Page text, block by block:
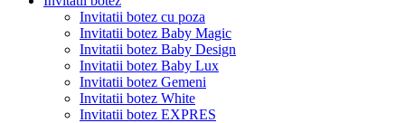
Invitatii botez cu poza
Invitatii botez Baby Magic
Invitatii botez Baby Design
Invitatii botez Baby Lux
Invitatii botez Gemeni
Invitatii botez White
Invitatii botez EXPRES